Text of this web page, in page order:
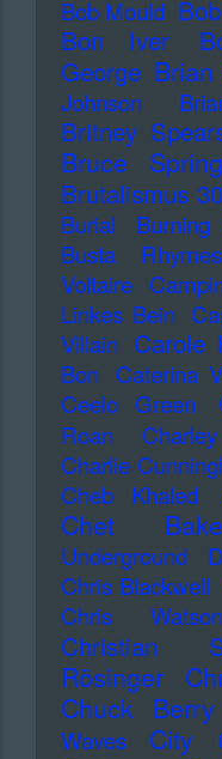
Bob Mould
Bon Iver
George Brian
Johnson
Britney
Bruce
Brutalismus
Burial Burning
Busta Rhymes
Voltaire
Linkes Bein
Villain Carole
Bon
Caterina
Ceelo Green
Roan
Charlie
Cheb Khaled
Chet
Underground
Chris Blackwell
Chris Watson
Christian
Rösinger
Chuck Berry
Waves
City